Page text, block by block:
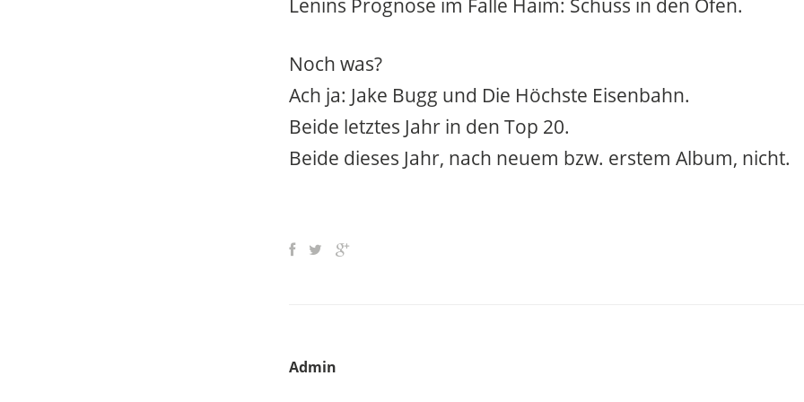
Lenins Prognose im Falle Haim: Schuss in den Ofen.
Noch was?
Ach ja: Jake Bugg und Die Höchste Eisenbahn.
Beide letztes Jahr in den Top 20.
Beide dieses Jahr, nach neuem bzw. erstem Album, nicht.
Admin